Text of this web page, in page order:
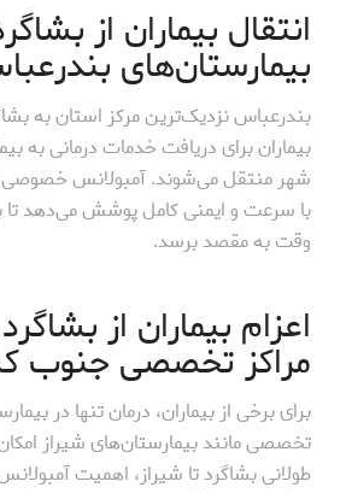
انتقال بیماران از
بیمارستان‌های
بندرعباس نزدیک‌ترین مرکز استان به
بیماران برای دریافت خدمات درمانی به
شهر منتقل می‌شوند. آمبولانس خصوصی
با سرعت و ایمنی کامل پوشش می‌دهد تا
وقت به مقصد برسد.
اعزام بیماران از
مراکز تخصصی جنوب
برای برخی از بیماران، درمان تنها در
تخصصی مانند بیمارستان‌های شیراز
طولانی بشاگرد تا شیراز، اهمیت